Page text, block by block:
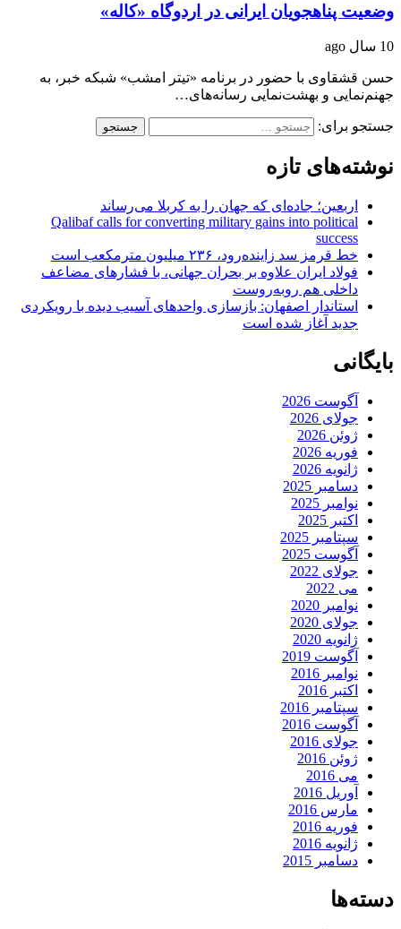
وضعیت پناهجویان ایرانی در اردوگاه «کاله»
10 سال ago
حسن قشقاوی با حضور در برنامه «تیتر امشب» شبکه خبر، به
جهنم‌نمایی و بهشت‌نمایی رسانه‌های…
جستجو برای:
نوشته‌های تازه
اربعین؛ جاده‌ای که جهان را به کربلا می‌رساند
Qalibaf calls for converting military gains into political
success
خط قرمز سد زاینده‌رود، ۲۳۶ میلیون مترمکعب است
فولاد ایران علاوه بر بحران جهانی، با فشارهای مضاعف
داخلی هم روبه‌روست
استاندار اصفهان: بازسازی واحدهای آسیب دیده با رویکردی
جدید آغاز شده است
بایگانی
آگوست 2026
جولای 2026
ژوئن 2026
فوریه 2026
ژانویه 2026
دسامبر 2025
نوامبر 2025
اکتبر 2025
سپتامبر 2025
آگوست 2025
جولای 2022
می 2022
نوامبر 2020
جولای 2020
ژانویه 2020
آگوست 2019
نوامبر 2016
اکتبر 2016
سپتامبر 2016
آگوست 2016
جولای 2016
ژوئن 2016
می 2016
آوریل 2016
مارس 2016
فوریه 2016
ژانویه 2016
دسامبر 2015
دسته‌ها